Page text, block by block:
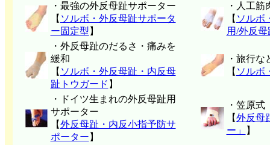
・最強の外反母趾サポーター
【 ソルボ・外反母趾サポータ
ー固定型 】
・人工筋
【 ソルボ
用/外反
・外反母趾のだるさ・痛みを
緩和
【 ソルボ・外反母趾・内反母
趾トウガード 】
・旅行な
【 ソルボ
・ドイツ生まれの外反母趾用
サポーター
【外反母趾・内反小指予防サ
ポーター 】
・笠原式
【外反母
ー」
】